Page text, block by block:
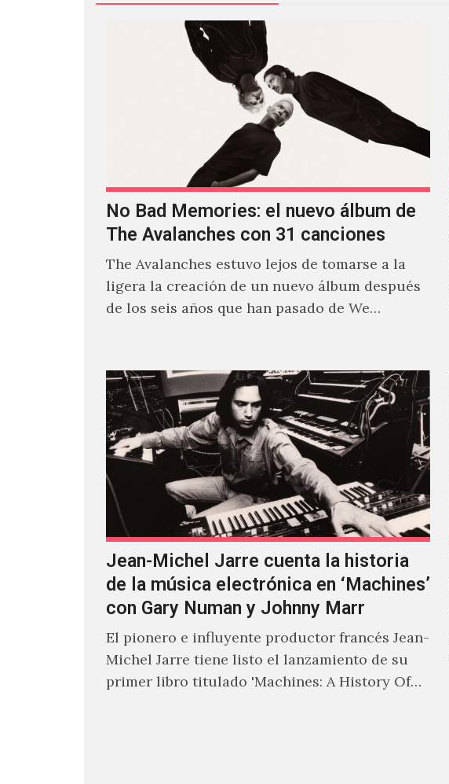
No Bad Memories: el nuevo álbum de
The Avalanches con 31 canciones
The Avalanches estuvo lejos de tomarse a la
ligera la creación de un nuevo álbum después
de los seis años que han pasado de We…
Jean-Michel Jarre cuenta la historia
de la música electrónica en ‘Machines’
con Gary Numan y Johnny Marr
El pionero e influyente productor francés Jean-
Michel Jarre tiene listo el lanzamiento de su
primer libro titulado 'Machines: A History Of